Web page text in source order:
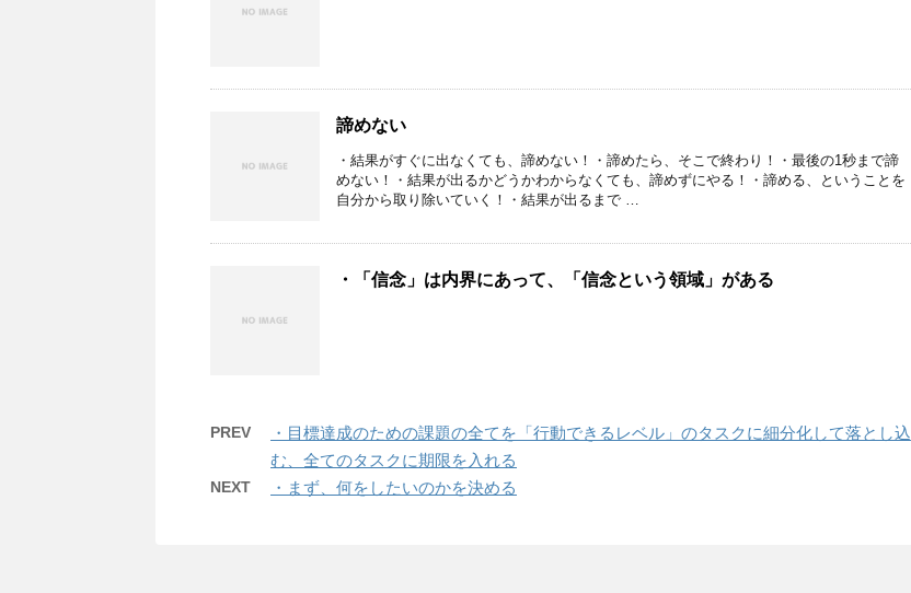
諦めない
・結果がすぐに出なくても、諦めない！・諦めたら、そこで終わり！・最後の1秒まで諦
めない！・結果が出るかどうかわからなくても、諦めずにやる！・諦める、ということを
自分から取り除いていく！・結果が出るまで …
・「信念」は内界にあって、「信念という領域」がある
PREV
・目標達成のための課題の全てを「行動できるレベル」のタスクに細分化して落とし込
む、全てのタスクに期限を入れる
NEXT ・まず、何をしたいのかを決める